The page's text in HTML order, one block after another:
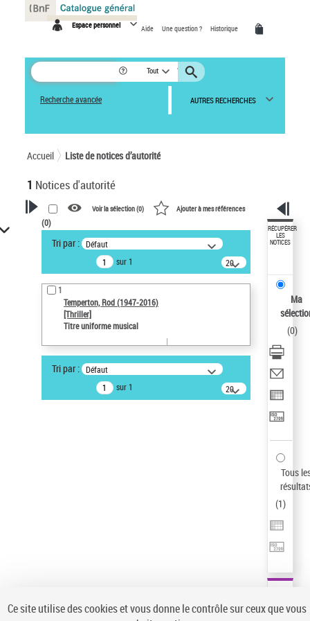
Espace personnel Aide Une question ? Historique
Tout
Recherche avancée AUTRES RECHERCHES
Accueil Liste de notices d’autorité
1 Notices d'autorité
VOTRE RECHERCHE
Recherche avancée dans les
notices d’autorité
Œuvres liées à l'auteur :
Temperton, Rod (1947-2016)
Type de notice d'autorité
Voir la sélection (0) Ajouter à mes références
(0)
Tri par : Défaut
sur 1
20
résultats/page
1
Temperton, Rod (1947-2016)
[Thriller]
Titre uniforme musical
Tri par : Défaut
sur 1
20
résultats/page
RÉCUPÉRER
LES
NOTICES
Ma
(0)
Tous
(1)
Panneau de gestion des cookies
Ce site utilise des cookies et vous donne le contrôle sur ceux que vous